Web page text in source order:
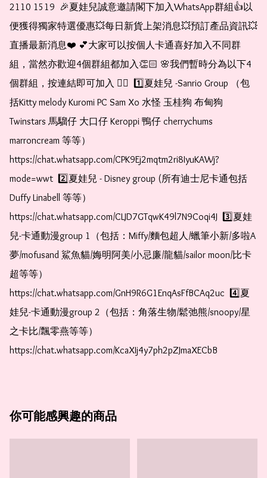
2110 1519  🎉夏娃兒誠意邀請閣下加入WhatsApp群組👍以
便獲得獨家特選優惠💥每日新貨上架消息💥預訂產品資訊💥
直播最新消息❤️ 💕大家可以按個人卡通喜好加入不同群
組，當然亦歡迎4個群組都加入👏🏻 🌸我們暫時分為以下4
個群組，按連結即可加入 👇🏻  1️⃣夏娃兒 -Sanrio Group （包
括Kitty melody Kuromi PC Sam Xo 水怪 玉桂狗 布甸狗
Twinstars 馬騮仔 大口仔 Keroppi 鴨仔 cherrychums
marroncream 等等）
https://chat.whatsapp.com/CPK9Ej2mqtm2ri8IyuKAWj?
mode=wwt  2️⃣夏娃兒 - Disney group (所有迪士尼卡通包括
Duffy Linabell 等等）
https://chat.whatsapp.com/CLJD7GTqwK49l7N9Coqi4J  3️⃣夏娃
兒-卡通動漫group 1（包括：Miffy/麵包超人/蠟筆小新/多啦A
夢/mofusand 鯊魚貓/娒明阿美/小忌廉/龍貓/sailor moon/比卡
超等等）
https://chat.whatsapp.com/GnH9R6G1EnqAsFfBCAq2uc  4️⃣夏
娃兒-卡通動漫group 2（包括：角落生物/鬆弛熊/snoopy/星
之卡比/飄零燕等等）
https://chat.whatsapp.com/KcaXIj4y7ph2pZJmaXECbB
你可能感興趣的商品